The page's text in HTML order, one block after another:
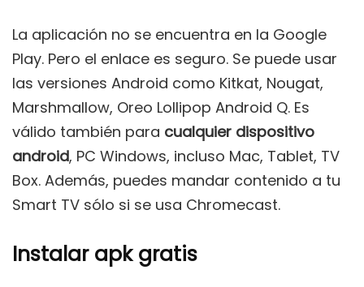
La aplicación no se encuentra en la Google
Play. Pero el enlace es seguro. Se puede usar
las versiones Android como Kitkat, Nougat,
Marshmallow, Oreo Lollipop Android Q. Es
válido también para cualquier dispositivo
android, PC Windows, incluso Mac, Tablet, TV
Box. Además, puedes mandar contenido a tu
Smart TV sólo si se usa Chromecast.
Instalar apk gratis